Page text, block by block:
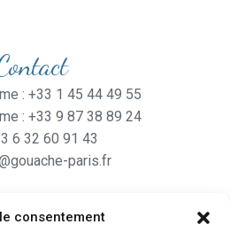
consentement
: +33 1 45 44 49 55
: +33 9 87 38 89 24
6 32 60 91 43
paris.fr